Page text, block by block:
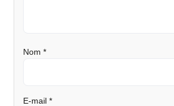
Nom *
E-mail *